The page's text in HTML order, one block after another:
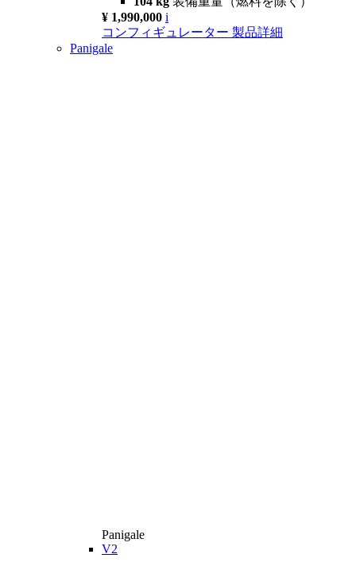
¥ 1,990,000 i
コンフィギュレーター 製品詳細
Panigale
Panigale
V2